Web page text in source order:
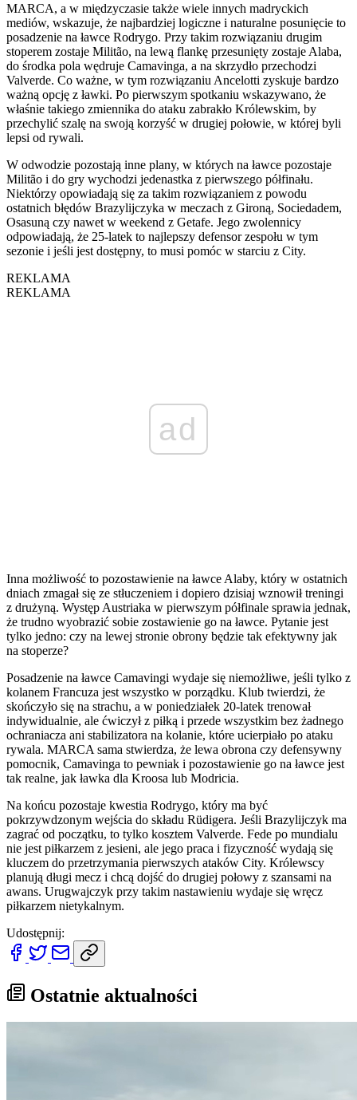
MARCA, a w międzyczasie także wiele innych madryckich
mediów, wskazuje, że najbardziej logiczne i naturalne posunięcie to
posadzenie na ławce Rodrygo. Przy takim rozwiązaniu drugim
stoperem zostaje Militão, na lewą flankę przesunięty zostaje Alaba,
do środka pola wędruje Camavinga, a na skrzydło przechodzi
Valverde. Co ważne, w tym rozwiązaniu Ancelotti zyskuje bardzo
ważną opcję z ławki. Po pierwszym spotkaniu wskazywano, że
właśnie takiego zmiennika do ataku zabrakło Królewskim, by
przechylić szalę na swoją korzyść w drugiej połowie, w której byli
lepsi od rywali.
W odwodzie pozostają inne plany, w których na ławce pozostaje
Militão i do gry wychodzi jedenastka z pierwszego półfinału.
Niektórzy opowiadają się za takim rozwiązaniem z powodu
ostatnich błędów Brazylijczyka w meczach z Gironą, Sociedadem,
Osasuną czy nawet w weekend z Getafe. Jego zwolennicy
odpowiadają, że 25-latek to najlepszy defensor zespołu w tym
sezonie i jeśli jest dostępny, to musi pomóc w starciu z City.
REKLAMA
REKLAMA
ad
Inna możliwość to pozostawienie na ławce Alaby, który w ostatnich
dniach zmagał się ze stłuczeniem i dopiero dzisiaj wznowił treningi
z drużyną. Występ Austriaka w pierwszym półfinale sprawia jednak,
że trudno wyobrazić sobie zostawienie go na ławce. Pytanie jest
tylko jedno: czy na lewej stronie obrony będzie tak efektywny jak
na stoperze?
Posadzenie na ławce Camavingi wydaje się niemożliwe, jeśli tylko z
kolanem Francuza jest wszystko w porządku. Klub twierdzi, że
skończyło się na strachu, a w poniedziałek 20-latek trenował
indywidualnie, ale ćwiczył z piłką i przede wszystkim bez żadnego
ochraniacza ani stabilizatora na kolanie, które ucierpiało po ataku
rywala. MARCA sama stwierdza, że lewa obrona czy defensywny
pomocnik, Camavinga to pewniak i pozostawienie go na ławce jest
tak realne, jak ławka dla Kroosa lub Modricia.
Na końcu pozostaje kwestia Rodrygo, który ma być
pokrzywdzonym wejścia do składu Rüdigera. Jeśli Brazylijczyk ma
zagrać od początku, to tylko kosztem Valverde. Fede po mundialu
nie jest piłkarzem z jesieni, ale jego praca i fizyczność wydają się
kluczem do przetrzymania pierwszych ataków City. Królewscy
planują długi mecz i chcą dojść do drugiej połowy z szansami na
awans. Urugwajczyk przy takim nastawieniu wydaje się wręcz
piłkarzem nietykalnym.
Udostępnij:
Ostatnie aktualności